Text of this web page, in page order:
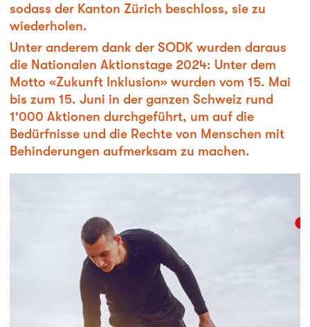
sodass der Kanton Zürich beschloss, sie zu
wiederholen.
Unter anderem dank der SODK wurden daraus
die Nationalen Aktionstage 2024: Unter dem
Motto «Zukunft Inklusion» wurden vom 15. Mai
bis zum 15. Juni in der ganzen Schweiz rund
1'000 Aktionen durchgeführt, um auf die
Bedürfnisse und die Rechte von Menschen mit
Behinderungen aufmerksam zu machen.